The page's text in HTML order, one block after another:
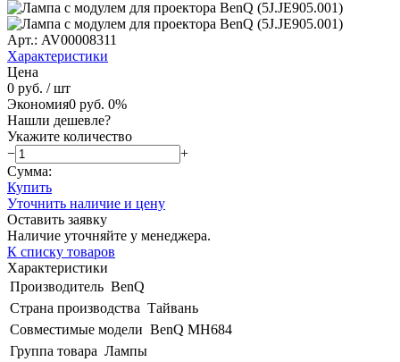
Арт.: AV00008311
Характеристики
Цена
0 руб. / шт
Экономия0 руб. 0%
Нашли дешевле?
Укажите количество
−
+
Сумма:
Купить
Уточнить наличие и цену
Оставить заявку
Наличие уточняйте у менеджера.
К списку товаров
Характеристики
Производитель BenQ
Страна производства Тайвань
Совместимые модели BenQ MH684
Группа товара Лампы